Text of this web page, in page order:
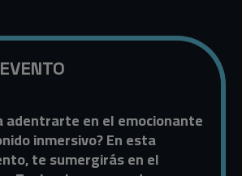
adentrarte en el emocionante
inmersivo? En esta
te sumergirás en el